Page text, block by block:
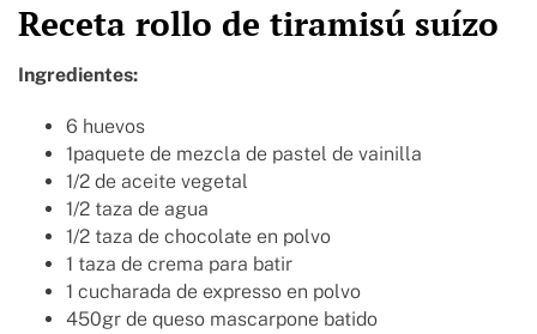
Receta rollo de tiramisú suízo
Ingredientes:
6 huevos
1paquete de mezcla de pastel de vainilla
1/2 de aceite vegetal
1/2 taza de agua
1/2 taza de chocolate en polvo
1 taza de crema para batir
1 cucharada de expresso en polvo
450gr de queso mascarpone batido